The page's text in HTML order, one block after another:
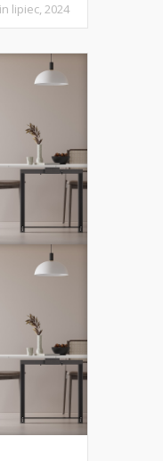
lipiec, 2024